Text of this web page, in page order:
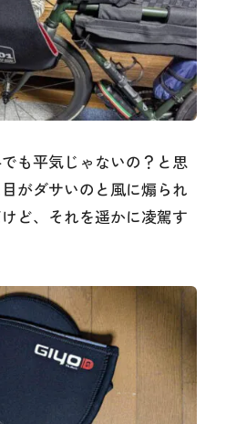
も平気じゃないの？と思
がダサいのと風に煽られ
ど、それを遥かに凌駕す